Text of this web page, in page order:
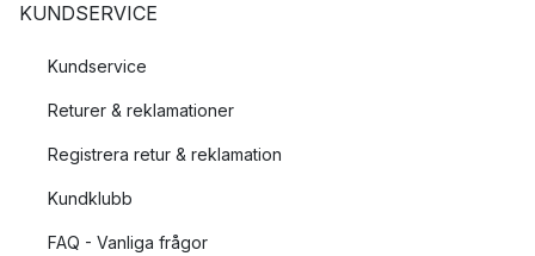
KUNDSERVICE
Kundservice
Returer & reklamationer
Registrera retur & reklamation
Kundklubb
FAQ - Vanliga frågor